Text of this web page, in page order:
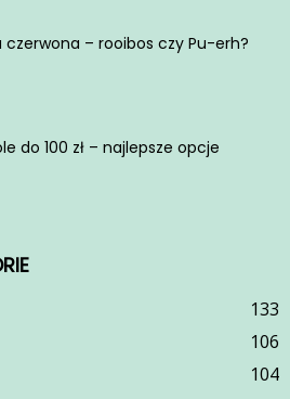
czerwona – rooibos czy Pu-erh?
do 100 zł – najlepsze opcje
133
106
104